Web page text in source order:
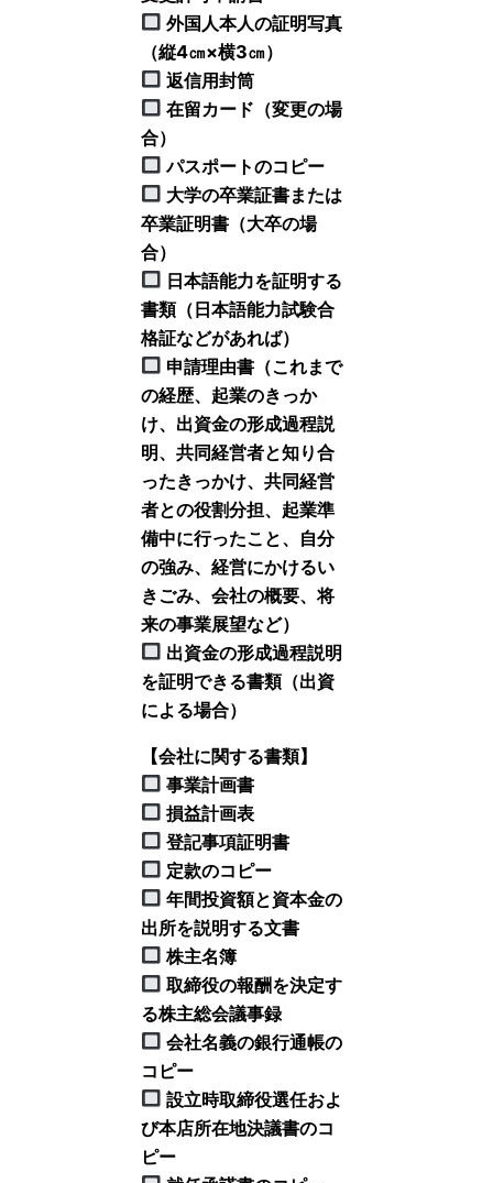
外国人本人の証明写真
（縦4㎝×横3㎝）
返信用封筒
在留カード（変更の場
合）
パスポートのコピー
大学の卒業証書または
卒業証明書（大卒の場
合）
日本語能力を証明する
書類（日本語能力試験合
格証などがあれば）
申請理由書（これまで
の経歴、起業のきっか
け、出資金の形成過程説
明、共同経営者と知り合
ったきっかけ、共同経営
者との役割分担、起業準
備中に行ったこと、自分
の強み、経営にかけるい
きごみ、会社の概要、将
来の事業展望など）
出資金の形成過程説明
を証明できる書類（出資
による場合）
【会社に関する書類】
事業計画書
損益計画表
登記事項証明書
定款のコピー
年間投資額と資本金の
出所を説明する文書
株主名簿
取締役の報酬を決定す
る株主総会議事録
会社名義の銀行通帳の
コピー
設立時取締役選任およ
び本店所在地決議書のコ
ピー